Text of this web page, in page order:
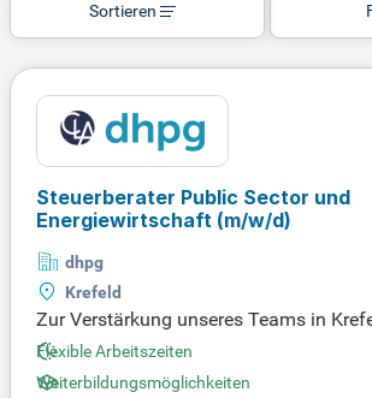
Sortieren
Steuerberater Public Sector und
Energiewirtschaft (m/w/d)
dhpg
Krefeld
Zur Verstärkung unseres Teams in
wir engagierte Steuerberater (m/w/d)
c Sector und die Energiewirtschaft. In
Flexible Arbeitszeiten
Weiterbildungsmöglichkeiten